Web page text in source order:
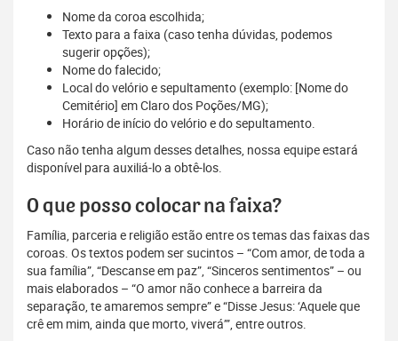
Nome da coroa escolhida;
Texto para a faixa (caso tenha dúvidas, podemos
sugerir opções);
Nome do falecido;
Local do velório e sepultamento (exemplo: [Nome do
Cemitério] em Claro dos Poções/MG);
Horário de início do velório e do sepultamento.
Caso não tenha algum desses detalhes, nossa equipe estará
disponível para auxiliá-lo a obtê-los.
O que posso colocar na faixa?
Família, parceria e religião estão entre os temas das faixas das
coroas. Os textos podem ser sucintos – “Com amor, de toda a
sua família”, “Descanse em paz”, “Sinceros sentimentos” – ou
mais elaborados – “O amor não conhece a barreira da
separação, te amaremos sempre” e “Disse Jesus: ‘Aquele que
crê em mim, ainda que morto, viverá’”, entre outros.